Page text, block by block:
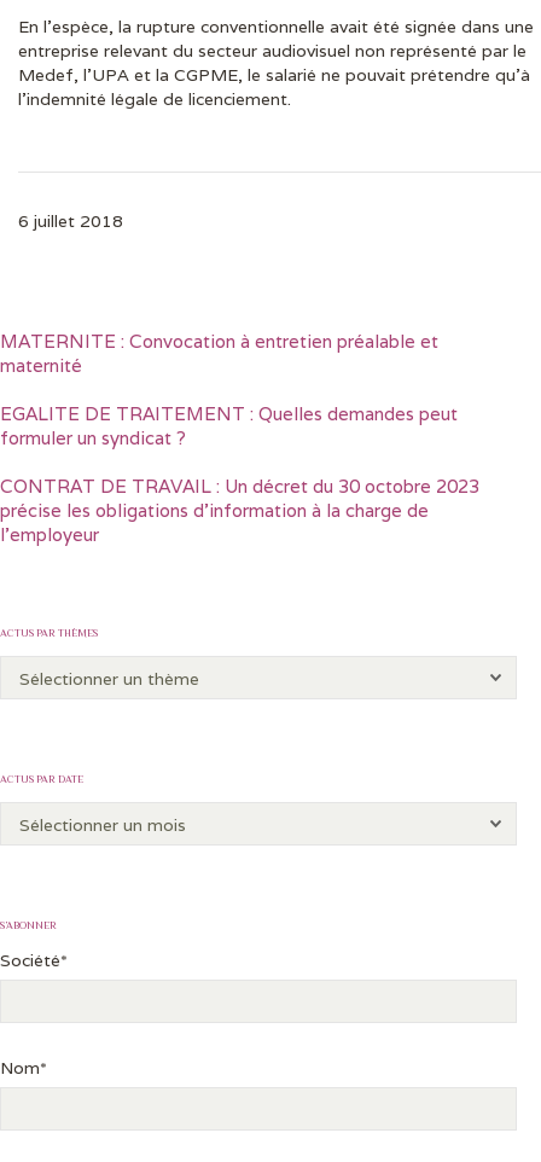
En l’espèce, la rupture conventionnelle avait été signée dans une
entreprise relevant du secteur audiovisuel non représenté par le
Medef, l’UPA et la CGPME, le salarié ne pouvait prétendre qu’à
l’indemnité légale de licenciement.
6 juillet 2018
MATERNITE : Convocation à entretien préalable et
maternité
EGALITE DE TRAITEMENT : Quelles demandes peut
formuler un syndicat ?
CONTRAT DE TRAVAIL : Un décret du 30 octobre 2023
précise les obligations d’information à la charge de
l’employeur
ACTUS PAR THÈMES
ACTUS PAR DATE
S’ABONNER
Société*
Nom*